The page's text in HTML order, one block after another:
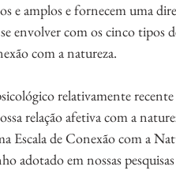
e amplos e fornecem uma
envolver com os cinco tipos
com a natureza.
relativamente
relação afetiva com a
Escala de Conexão com a
adotado em nossas